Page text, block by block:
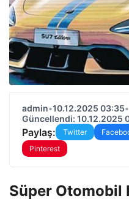
admin•10.12.2025 03:35•
Güncellendi: 10.12.2025
Paylaş: Twitter
Pinterest
Süper Otomobil